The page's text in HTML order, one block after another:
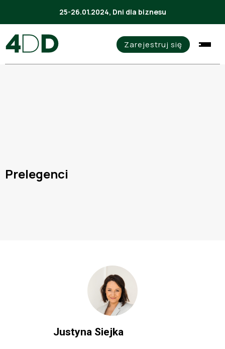
25-26.01.2024, Dni dla biznesu
Zarejestruj się
Prelegenci
Justyna Siejka